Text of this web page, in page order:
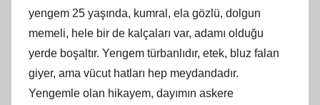
yengem 25 yaşında, kumral, ela gözlü, dolgun
memeli, hele bir de kalçaları var, adamı olduğu
yerde boşaltır. Yengem türbanlıdır, etek, bluz falan
giyer, ama vücut hatları hep meydandadır.
Yengemle olan hikayem, dayımın askere